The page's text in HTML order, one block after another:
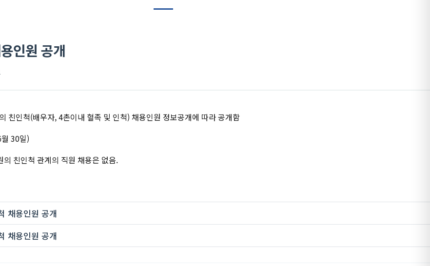
인원 공개
친인척(배우자, 4촌이내 혈족 및 인척) 채용인원 정보공개에 따라 공개함
30일)
친인척 관계의 직원 채용은 없음.
채용인원 공개
채용인원 공개